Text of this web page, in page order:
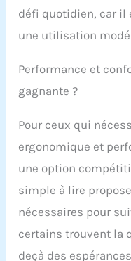
défi quotidien, car il
une utilisation
Performance et
gagnante ?
Pour ceux qui
ergonomique et
une option
simple à lire
nécessaires pour
certains trouvent la
deçà des